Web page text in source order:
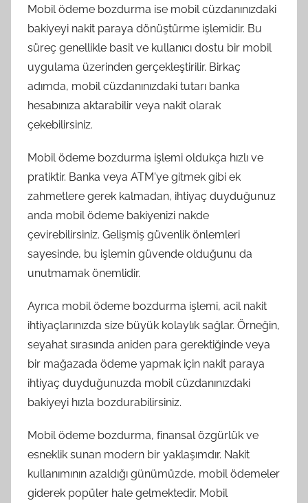
Mobil ödeme bozdurma ise mobil cüzdanınızdaki
bakiyeyi nakit paraya dönüştürme işlemidir. Bu
süreç genellikle basit ve kullanıcı dostu bir mobil
uygulama üzerinden gerçekleştirilir. Birkaç
adımda, mobil cüzdanınızdaki tutarı banka
hesabınıza aktarabilir veya nakit olarak
çekebilirsiniz.
Mobil ödeme bozdurma işlemi oldukça hızlı ve
pratiktir. Banka veya ATM'ye gitmek gibi ek
zahmetlere gerek kalmadan, ihtiyaç duyduğunuz
anda mobil ödeme bakiyenizi nakde
çevirebilirsiniz. Gelişmiş güvenlik önlemleri
sayesinde, bu işlemin güvende olduğunu da
unutmamak önemlidir.
Ayrıca mobil ödeme bozdurma işlemi, acil nakit
ihtiyaçlarınızda size büyük kolaylık sağlar. Örneğin,
seyahat sırasında aniden para gerektiğinde veya
bir mağazada ödeme yapmak için nakit paraya
ihtiyaç duyduğunuzda mobil cüzdanınızdaki
bakiyeyi hızla bozdurabilirsiniz.
Mobil ödeme bozdurma, finansal özgürlük ve
esneklik sunan modern bir yaklaşımdır. Nakit
kullanımının azaldığı günümüzde, mobil ödemeler
giderek popüler hale gelmektedir. Mobil